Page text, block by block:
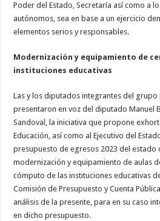
Poder del Estado, Secretaría así como a
autónomos, sea en base a un ejercicio
elementos serios y responsables.
Modernización y equipamiento de
instituciones educativas
Las y los diputados integrantes del grupo
presentaron en voz del diputado Manuel
Sandoval, la iniciativa que propone
Educación, así como al Ejecutivo del
presupuesto de egresos 2023 del estado
modernización y equipamiento de aulas
cómputo de las instituciones educativas
Comisión de Presupuesto y Cuenta
análisis de la presente, para en su caso
en dicho presupuesto.